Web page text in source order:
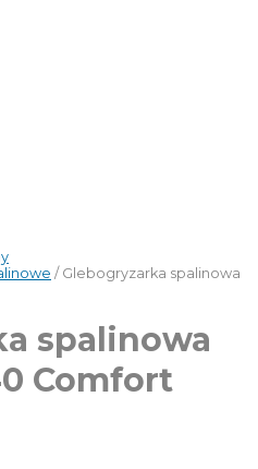
/ Glebogryzarka spalinowa
spalinowa
Comfort